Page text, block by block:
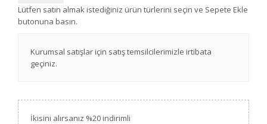
Lütfen satın almak istediğiniz ürün türlerini seçin ve Sepete Ekle
butonuna basın.
Kurumsal satışlar için satış temsilcilerimizle irtibata
geçiniz.
İkisini alırsanız %20 indirimli